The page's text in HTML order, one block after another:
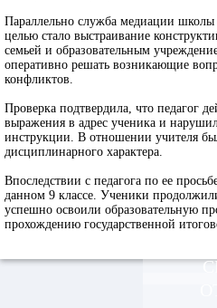
Параллельно служба медиации школы
целью стало выстраивание
семьей и образовательным
оперативно решать возникающие
конфликтов.
Проверка подтвердила, что педагог
выражения в адрес ученика и
инструкции. В отношении учителя
дисциплинарного характера.
Впоследствии с педагога по ее
данном 9 классе. Ученики
успешно освоили образовательную
прохождению государственной